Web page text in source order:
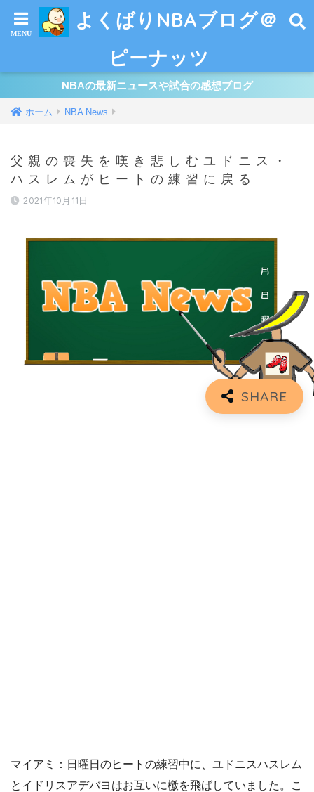
よくばりNBAブログ＠
ピーナッツ
NBAの最新ニュースや試合の感想ブログ
ホーム NBA News
父親の喪失を嘆き悲しむユドニス・
ハスレムがヒートの練習に戻る
2021年10月11日
マイアミ：日曜日のヒートの練習中に、ユドニスハスレム
とイドリスアデバヨはお互いに檄を飛ばしていました。こ